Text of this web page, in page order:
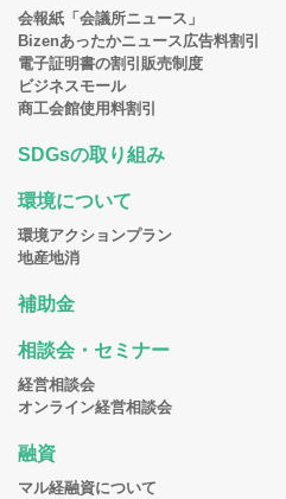
会報紙「会議所ニュース」
Bizenあったかニュース広告料割引
電子証明書の割引販売制度
ビジネスモール
商工会館使用料割引
SDGsの取り組み
環境について
環境アクションプラン
地産地消
補助金
相談会・セミナー
経営相談会
オンライン経営相談会
融資
マル経融資について